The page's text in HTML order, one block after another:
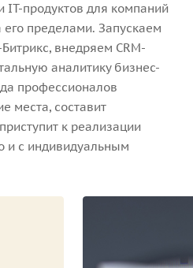
IT-продуктов для компаний
его пределами. Запускаем
внедряем CRM-
аналитику бизнес-
профессионалов
места, составит
к реализации
и с индивидуальным